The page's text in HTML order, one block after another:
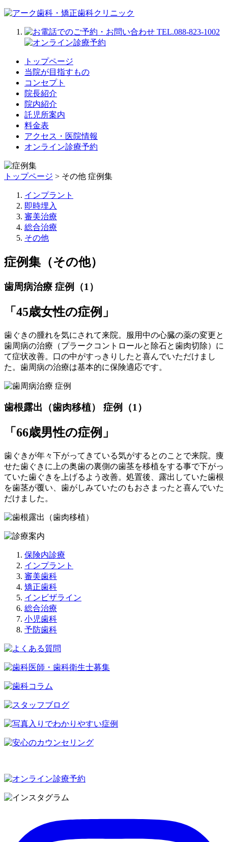
トップページ
当院が目指すもの
コンセプト
院長紹介
院内紹介
託児所案内
料金表
アクセス・医院情報
オンライン診療予約
トップページ > その他 症例集
インプラント
即時埋入
審美治療
総合治療
その他
症例集（その他）
歯周病治療 症例（1）
「45歳女性の症例」
歯ぐきの腫れを気にされて来院。服用中の心臓の薬の変更と
歯周病の治療（プラークコントロールと除石と歯肉切除）に
て症状改善。口の中がすっきりしたと喜んでいただけまし
た。歯周病の治療は基本的に保険適応です。
歯根露出（歯肉移植） 症例（1）
「66歳男性の症例」
歯ぐきが年々下がってきている気がするとのことで来院。痩
せた歯ぐきに上の奥歯の裏側の歯茎を移植をする事で下がっ
ていた歯ぐきを上げるよう改善。処置後、露出していた歯根
を歯茎が覆い、歯がしみていたのもおさまったと喜んでいた
だけました。
保険内診療
インプラント
審美歯科
矯正歯科
インビザライン
総合治療
小児歯科
予防歯科